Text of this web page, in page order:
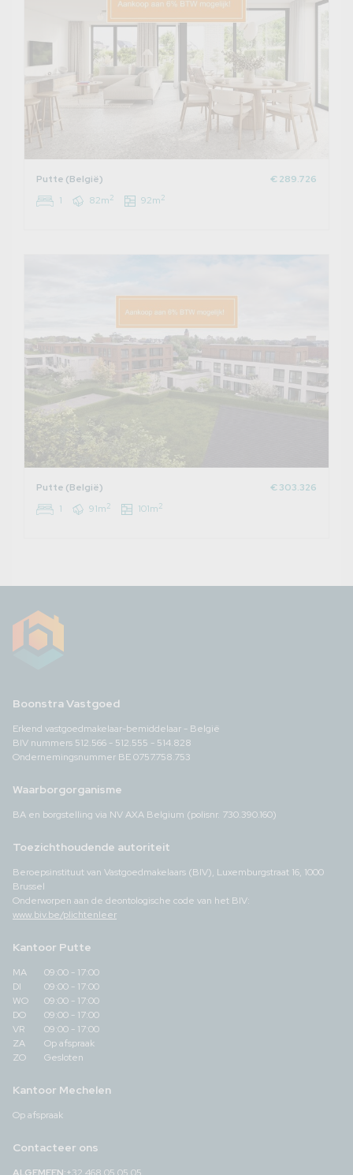
Putte (België)
€ 289.726
1
82m2 92m2
Putte (België)
€ 303.326
1
91m2 101m2
Boonstra Vastgoed
Erkend vastgoedmakelaar-bemiddelaar - België
BIV nummers 512.566 - 512.555 - 514.828
Ondernemingsnummer BE 0757.758.753
Waarborgorganisme
BA en borgstelling via NV AXA Belgium (polisnr. 730.390.160)
Toezichthoudende autoriteit
Beroepsinstituut van Vastgoedmakelaars (BIV), Luxemburgstraat 16, 1000
Brussel
Onderworpen aan de deontologische code van het BIV:
www.biv.be/plichtenleer
Kantoor Putte
MA
09:00 - 17:00
DI
09:00 - 17:00
WO
09:00 - 17:00
DO
09:00 - 17:00
VR
09:00 - 17:00
ZA
Op afspraak
ZO
Gesloten
Kantoor Mechelen
Op afspraak
Contacteer ons